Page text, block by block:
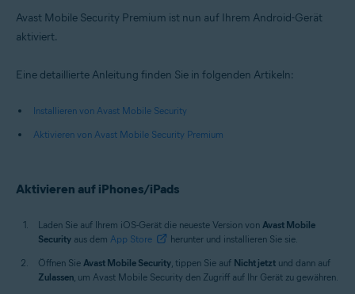
Avast Mobile Security Premium ist nun auf Ihrem Android-Gerät
aktiviert.
Eine detaillierte Anleitung finden Sie in folgenden Artikeln:
Installieren von Avast Mobile Security
Aktivieren von Avast Mobile Security Premium
Aktivieren auf iPhones/iPads
Laden Sie auf Ihrem iOS-Gerät die neueste Version von Avast Mobile
Security aus dem App Store
herunter und installieren Sie sie.
Öffnen Sie Avast Mobile Security, tippen Sie auf Nicht jetzt und dann auf
Zulassen, um Avast Mobile Security den Zugriff auf Ihr Gerät zu gewähren.